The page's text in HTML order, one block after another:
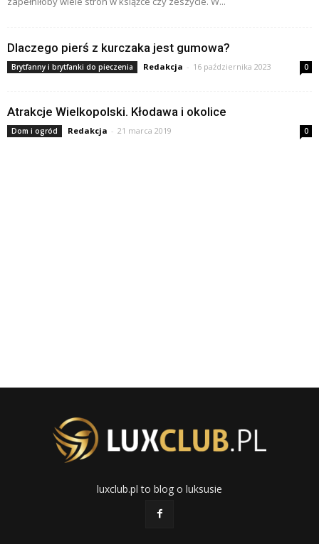
Dlaczego pierś z kurczaka jest gumowa?
Brytfanny i brytfanki do pieczenia Redakcja - 16 października 2023 0
Atrakcje Wielkopolski. Kłodawa i okolice
Dom i ogród Redakcja - 21 marca 2019 0
luxclub.pl to blog o luksusie